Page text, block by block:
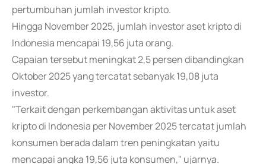
pertumbuhan jumlah investor kripto.
Hingga November 2025, jumlah investor aset kripto di
Indonesia mencapai 19,56 juta orang.
Capaian tersebut meningkat 2,5 persen dibandingkan
Oktober 2025 yang tercatat sebanyak 19,08 juta
investor.
"Terkait dengan perkembangan aktivitas untuk aset
kripto di Indonesia per November 2025 tercatat jumlah
konsumen berada dalam tren peningkatan yaitu
mencapai angka 19,56 juta konsumen," ujarnya.